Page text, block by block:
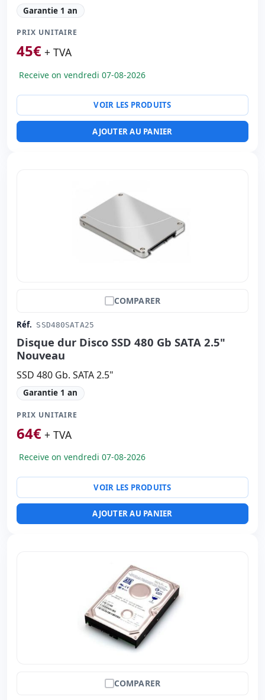
Garantie 1 an
PRIX UNITAIRE
45€ + TVA
Receive on vendredi 07-08-2026
VOIR LES PRODUITS
AJOUTER AU PANIER
COMPARER
Réf. SSD480SATA25
Disque dur Disco SSD 480 Gb SATA 2.5"
Nouveau
SSD 480 Gb. SATA 2.5"
Garantie 1 an
PRIX UNITAIRE
64€ + TVA
Receive on vendredi 07-08-2026
VOIR LES PRODUITS
AJOUTER AU PANIER
COMPARER